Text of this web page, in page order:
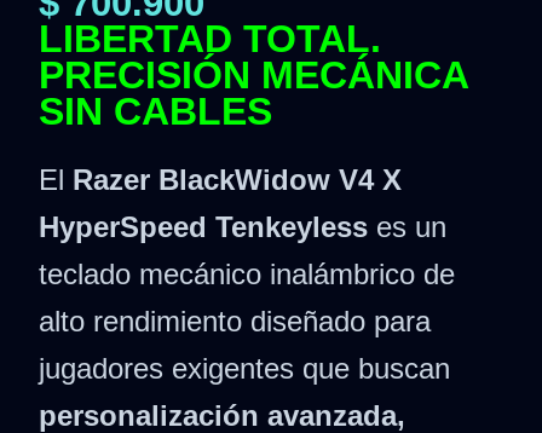
LIBERTAD TOTAL.
PRECISIÓN MECÁNICA
SIN CABLES
El Razer BlackWidow V4 X
HyperSpeed Tenkeyless es un
teclado mecánico inalámbrico de
alto rendimiento diseñado para
jugadores exigentes que buscan
personalización avanzada,